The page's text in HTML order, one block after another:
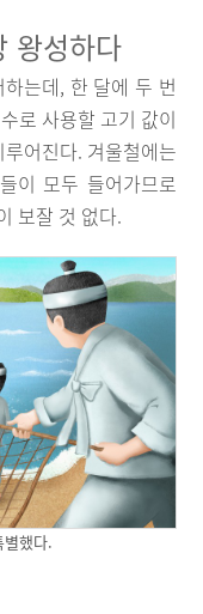
왕성하다
는데, 한 달에 두 번
로 사용할 고기 값이
어진다. 겨울철에는
이 모두 들어가므로
보잘 것 없다.
했다.